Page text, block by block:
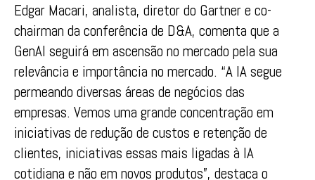
Edgar Macari, analista, diretor do Gartner e co-
chairman da conferência de D&A, comenta que a
GenAI seguirá em ascensão no mercado pela sua
relevância e importância no mercado. “A IA segue
permeando diversas áreas de negócios das
empresas. Vemos uma grande concentração em
iniciativas de redução de custos e retenção de
clientes, iniciativas essas mais ligadas à IA
cotidiana e não em novos produtos”, destaca o